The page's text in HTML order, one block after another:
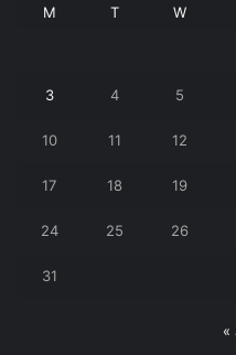
M T W
3 4 5
10 11 12
17 18 19
24 25 26
31
«